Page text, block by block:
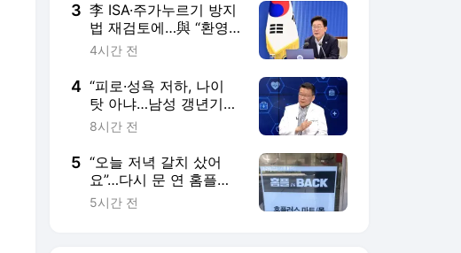
3 李 ISA·주가누르기 방지
법 재검토에…與 “환영”
vs. 野 “졸속 국정”
4시간 전
4 “피로·성욕 저하, 나이
탓 아냐…남성 갱년기
의심해야” [지금, 명의]
8시간 전
5 “오늘 저녁 갈치 샀어
요”…다시 문 연 홈플러
스에 돌아온 장바구니
5시간 전